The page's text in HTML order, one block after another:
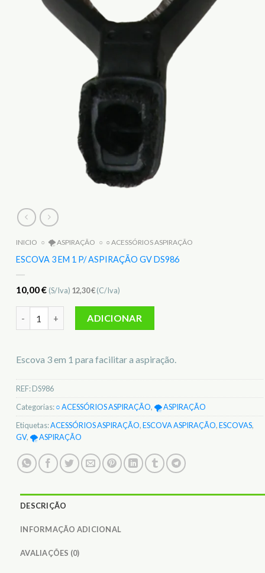
INICIO ○ 🌪️ ASPIRAÇÃO ○ ○ ACESSÓRIOS ASPIRAÇÃO
ESCOVA 3 EM 1 P/ ASPIRAÇÃO GV DS986
10,00€ (S/Iva) 12,30€(C/Iva)
ADICIONAR
Escova 3 em 1 para facilitar a aspiração.
REF:DS986
Categorias:○ ACESSÓRIOS ASPIRAÇÃO, 🌪️ ASPIRAÇÃO
Etiquetas:ACESSÓRIOS ASPIRAÇÃO,ESCOVA ASPIRAÇÃO,ESCOVAS,
GV, 🌪️ ASPIRAÇÃO
DESCRIÇÃO
INFORMAÇÃO ADICIONAL
AVALIAÇÕES (0)